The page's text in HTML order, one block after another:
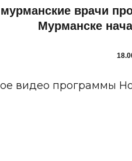
врачи
Мурманске
видео программы